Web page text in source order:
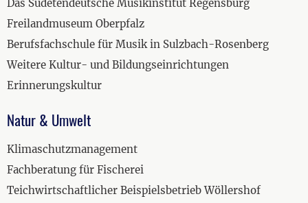
Das Sudetendeutsche Musikinstitut Regensburg
Freilandmuseum Oberpfalz
Berufsfachschule für Musik in Sulzbach-Rosenberg
Weitere Kultur- und Bildungseinrichtungen
Erinnerungskultur
Natur & Umwelt
Klimaschutzmanagement
Fachberatung für Fischerei
Teichwirtschaftlicher Beispielsbetrieb Wöllershof